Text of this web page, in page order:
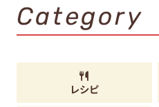
Category
レシピ